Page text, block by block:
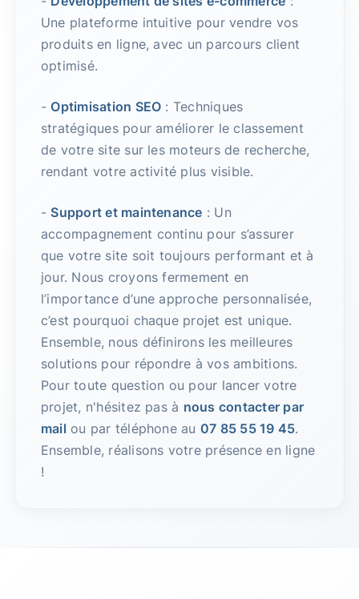
Une plateforme intuitive pour vendre vos
produits en ligne, avec un parcours client
optimisé.
- Optimisation SEO : Techniques
stratégiques pour améliorer le classement
de votre site sur les moteurs de recherche,
rendant votre activité plus visible.
- Support et maintenance : Un
accompagnement continu pour s’assurer
que votre site soit toujours performant et à
jour. Nous croyons fermement en
l’importance d’une approche personnalisée,
c’est pourquoi chaque projet est unique.
Ensemble, nous définirons les meilleures
solutions pour répondre à vos ambitions.
Pour toute question ou pour lancer votre
projet, n'hésitez pas à nous contacter par
mail ou par téléphone au 07 85 55 19 45.
Ensemble, réalisons votre présence en ligne
!